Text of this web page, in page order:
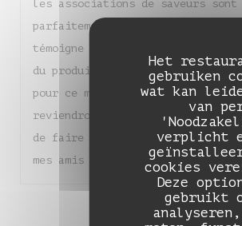
Het
gebruiken
wat kan
van
verplicht
cookies
Deze
gebruikt
les associations de saveurs
parfaitement équilibrées. Chaque
témoigne d'un réel savoir-faire
du produit. Un grand bravo à
pour ce moment de pure
reviendrons sans hésiter et je
de faire découvrir ce
mes amis !
2 3